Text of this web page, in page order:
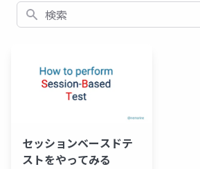
検索
セッションベースドテ
ストをやってみる